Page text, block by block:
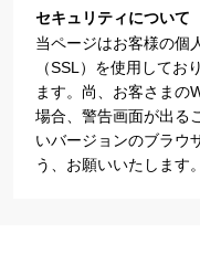
セキュリティについて
当ページはお客様の個
（SSL）を使用してお
ます。尚、お客さまの
場合、警告画面が出る
いバージョンのブラウ
う、お願いいたします。